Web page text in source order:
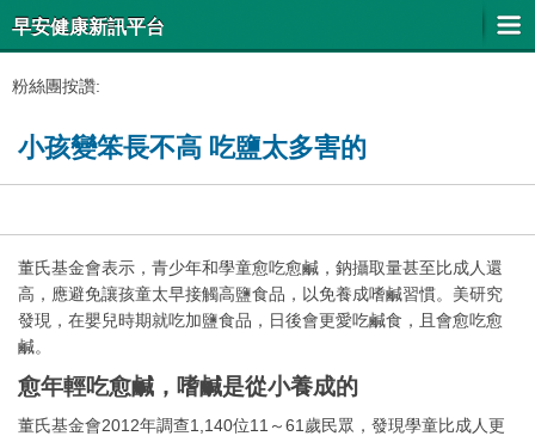
早安健康新訊平台
粉絲團按讚:
小孩變笨長不高 吃鹽太多害的
董氏基金會表示，青少年和學童愈吃愈鹹，鈉攝取量甚至比成人還
高，應避免讓孩童太早接觸高鹽食品，以免養成嗜鹹習慣。美研究
發現，在嬰兒時期就吃加鹽食品，日後會更愛吃鹹食，且會愈吃愈
鹹。
愈年輕吃愈鹹，嗜鹹是從小養成的
董氏基金會2012年調查1,140位11～61歲民眾，發現學童比成人更